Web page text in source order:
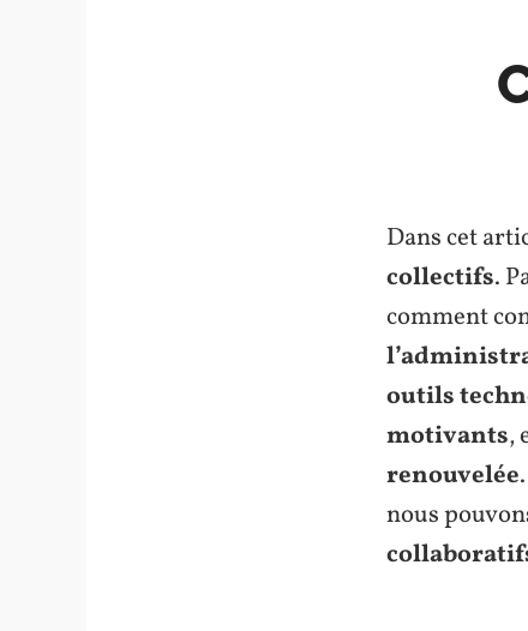
Dans cet
collectifs.
comment
outils
motivants,
renouvelée
nous